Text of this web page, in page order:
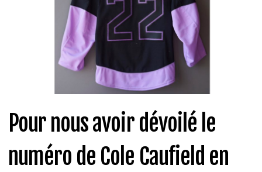
Pour nous avoir dévoilé le
numéro de Cole Caufield en